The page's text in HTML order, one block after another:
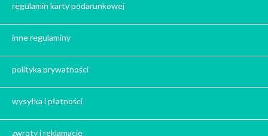
Prezent dla chłopaka na święta
Prezent dla koleżanki na święta
Prezent dla mamy na święta
regulamin karty podarunkowej
inne regulaminy
polityka prywatności
wysyłka i płatności
zwroty i reklamacje